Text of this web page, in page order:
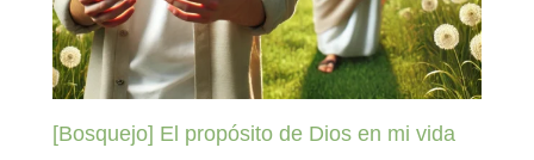
[Bosquejo] El propósito de Dios en mi vida